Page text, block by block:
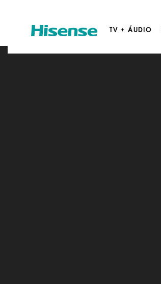
TV + ÁUDIO